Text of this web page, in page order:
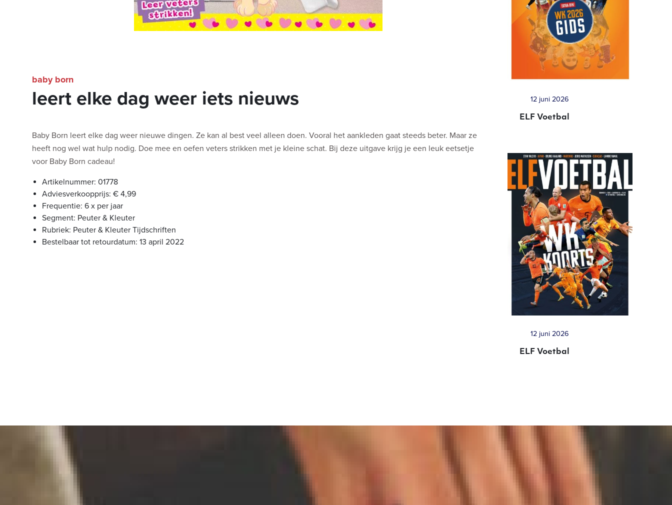
leert elke dag weer iets nieuws
baby born
Baby Born leert elke dag weer nieuwe dingen. Ze kan al best veel alleen doen. Vooral het aankleden gaat steeds beter. Maar ze
heeft nog wel wat hulp nodig. Doe mee en oefen veters strikken met je kleine schat. Bij deze uitgave krijg je een leuk eetsetje
voor Baby Born cadeau!
Artikelnummer: 01778
Adviesverkoopprijs: € 4,99
Frequentie: 6 x per jaar
Segment: Peuter & Kleuter
Rubriek: Peuter & Kleuter Tijdschriften
Bestelbaar tot retourdatum: 13 april 2022
12 juni 2026
ELF Voetbal
12 juni 2026
ELF Voetbal